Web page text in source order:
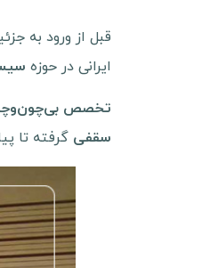
قبل از ورود به
ایرانی در حوزه
تخصص
سقفی گرفته تا